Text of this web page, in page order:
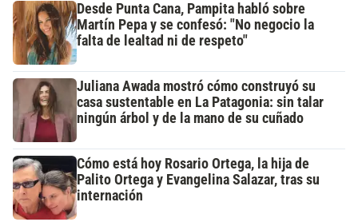
Desde Punta Cana, Pampita habló sobre
Martín Pepa y se confesó: "No negocio la
falta de lealtad ni de respeto"
Juliana Awada mostró cómo construyó su
casa sustentable en La Patagonia: sin talar
ningún árbol y de la mano de su cuñado
Cómo está hoy Rosario Ortega, la hija de
Palito Ortega y Evangelina Salazar, tras su
internación